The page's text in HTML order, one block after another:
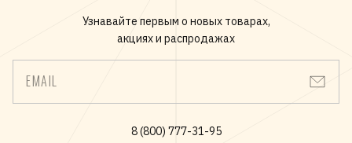
Узнавайте первым о новых товарах,
акциях и распродажах
EMAIL
8 (800) 777-31-95